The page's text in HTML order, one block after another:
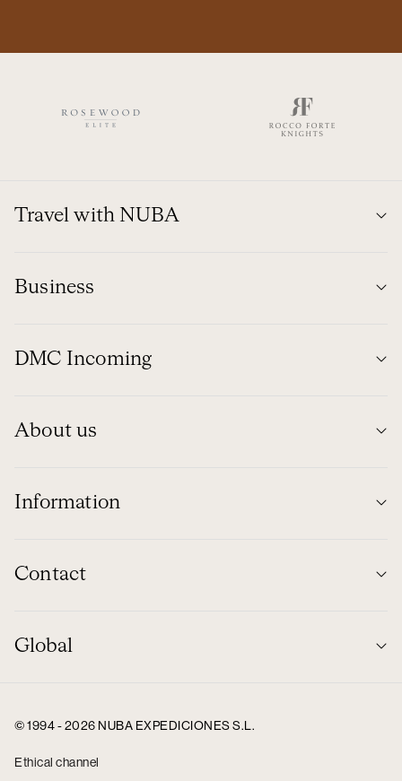
Travel with NUBA
Business
DMC Incoming
About us
Information
Contact
Global
© 1994 - 2026 NUBA EXPEDICIONES S.L.
Ethical channel